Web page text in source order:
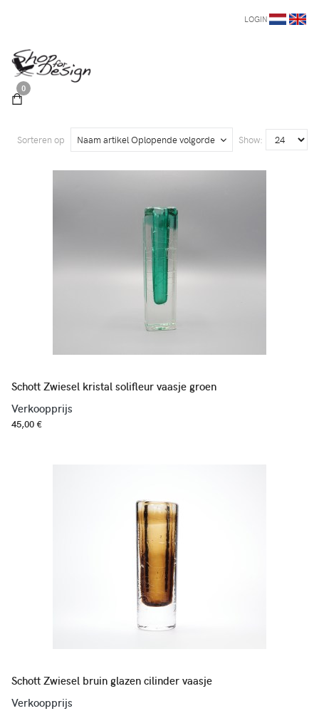
LOGIN
0
Sorteren op Naam artikel Oplopende volgorde Show:
Schott Zwiesel kristal solifleur vaasje groen
Verkoopprijs
45,00 €
Schott Zwiesel bruin glazen cilinder vaasje
Verkoopprijs